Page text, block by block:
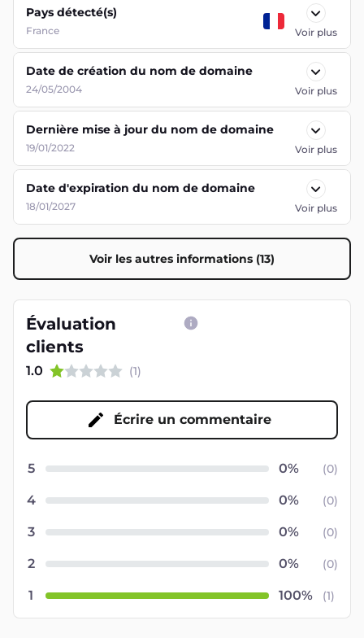
Pays détecté(s)
France Voir plus
Date de création du nom de domaine
24/05/2004 Voir plus
Dernière mise à jour du nom de domaine
19/01/2022 Voir plus
Date d'expiration du nom de domaine
18/01/2027 Voir plus
Voir les autres informations (13)
Évaluation
clients
1.0 (1)
Écrire un commentaire
5 (0)
4 (0)
3 (0)
2 (0)
1 (1)